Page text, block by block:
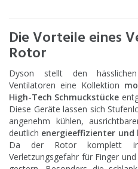
Die Vorteile eines
Rotor
Dyson stellt den
Ventilatoren eine Kollektion
High-Tech Schmuckstücke
Diese Geräte lassen sich
angenehm kühlen,
deutlich energieeffizienter und
Da der Rotor komplett
Verletzungsgefahr für Finger